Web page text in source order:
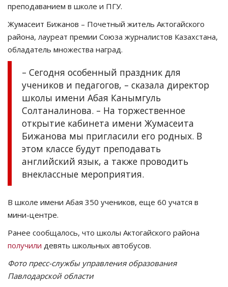
преподаванием в школе и ПГУ.
Жумасеит Бижанов – Почетный житель Актогайского
района, лауреат премии Союза журналистов Казахстана,
обладатель множества наград.
– Сегодня особенный праздник для
учеников и педагогов, – сказала директор
школы имени Абая Канымгуль
Солтаналинова. – На торжественное
открытие кабинета имени Жумасеита
Бижанова мы пригласили его родных. В
этом классе будут преподавать
английский язык, а также проводить
внеклассные мероприятия.
В школе имени Абая 350 учеников, еще 60 учатся в
мини-центре.
Ранее сообщалось, что школы Актогайского района
получили девять школьных автобусов.
Фото пресс-службы управления образования
Павлодарской области